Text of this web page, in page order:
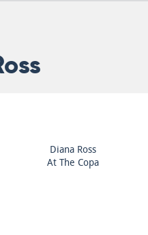
Diana Ross
At The Copa